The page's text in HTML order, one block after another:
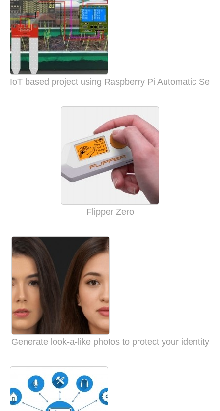
IoT based project using Raspberry Pi Automatic Self
Flipper Zero
Generate look-a-like photos to protect your identity